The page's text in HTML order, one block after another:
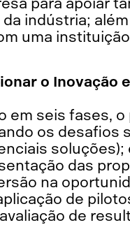
indústria;
uma
o Inovação
em seis fases,
os desafios
das
na
de
de